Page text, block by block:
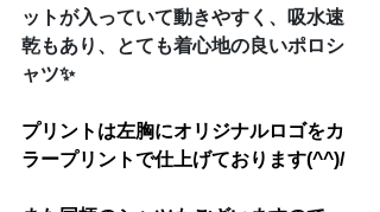
ットが入っていて動きやすく、吸水速
乾もあり、とても着心地の良いポロシ
ャツ✨
プリントは左胸にオリジナルロゴをカ
ラープリントで仕上げております(^^)/